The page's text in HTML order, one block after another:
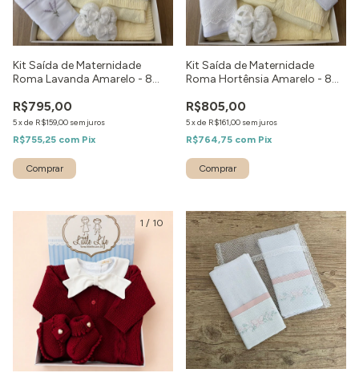
Kit Saída de Maternidade
Roma Lavanda Amarelo - 8
R$795,00
5xde R$159,00 sem juros
R$755,25 com Pix
Comprar
Kit Saída de Maternidade
Roma Hortênsia Amarelo - 8
R$805,00
5xde R$161,00 sem juros
R$764,75 com Pix
Comprar
1 / 10